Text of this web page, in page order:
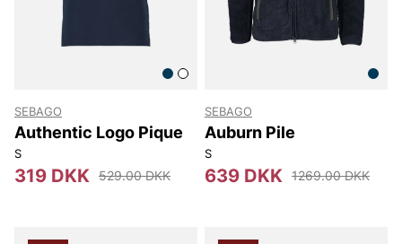
SEBAGO
Authentic Logo Pique
S
319 DKK 529.00 DKK
SEBAGO
Auburn Pile
S
639 DKK 1269.00 DKK